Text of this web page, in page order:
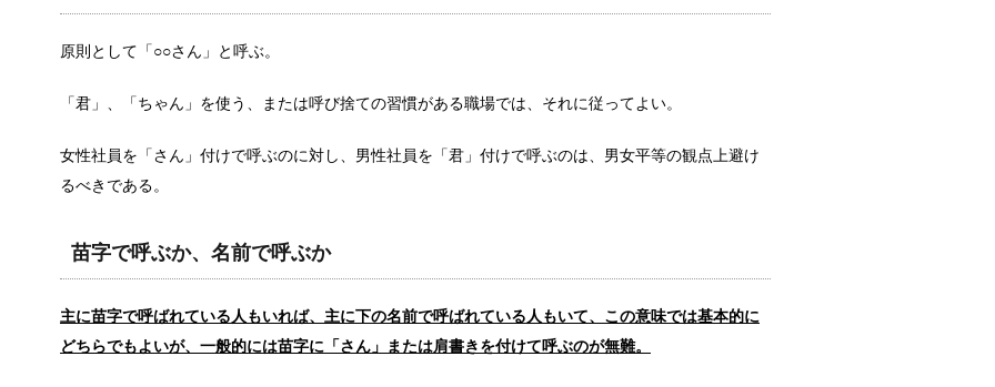
近年、結婚生活20年を超える夫婦の離婚が増えています。 熟...
会社の規模より一人当たりの売上!?生き残る為に重要な人間力
毎日家事や育児に忙しい女性にとって、家事について口うるさい旦...
原則として「○○さん」と呼ぶ。
「君」、「ちゃん」を使う、または呼び捨ての習慣がある職場では、それに従ってよい。
女性社員を「さん」付けで呼ぶのに対し、男性社員を「君」付けで呼ぶのは、男女平等の観点上避け
るべきである。
苗字で呼ぶか、名前で呼ぶか
主に苗字で呼ばれている人もいれば、主に下の名前で呼ばれている人もいて、この意味では基本的に
どちらでもよいが、一般的には苗字に「さん」または肩書きを付けて呼ぶのが無難。